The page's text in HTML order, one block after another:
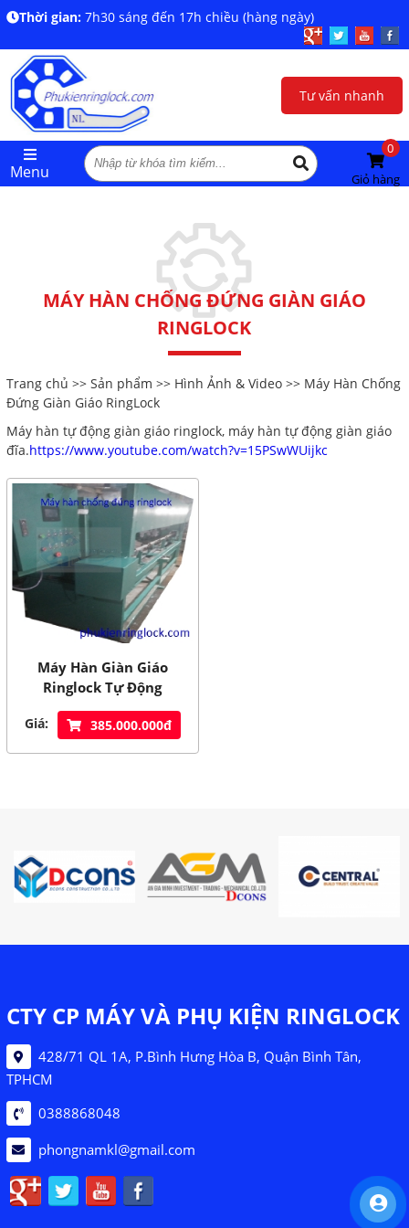
Thời gian: 7h30 sáng đến 17h chiều (hàng ngày)
Tư vấn nhanh
Menu
0
Giỏ hàng
MÁY HÀN CHỐNG ĐỨNG GIÀN GIÁO
RINGLOCK
Trang chủ >> Sản phẩm >> Hình Ảnh & Video>> Máy Hàn Chống
Đứng Giàn Giáo RingLock
Máy hàn tự động giàn giáo ringlock, máy hàn tự động giàn giáo
đĩa.https://www.youtube.com/watch?v=15PSwWUijkc
Máy Hàn Giàn Giáo
Ringlock Tự Động
Giá: 385.000.000đ
CTY CP MÁY VÀ PHỤ KIỆN RINGLOCK
428/71 QL 1A, P.Bình Hưng Hòa B, Quận Bình Tân,
TPHCM
0388868048
phongnamkl@gmail.com